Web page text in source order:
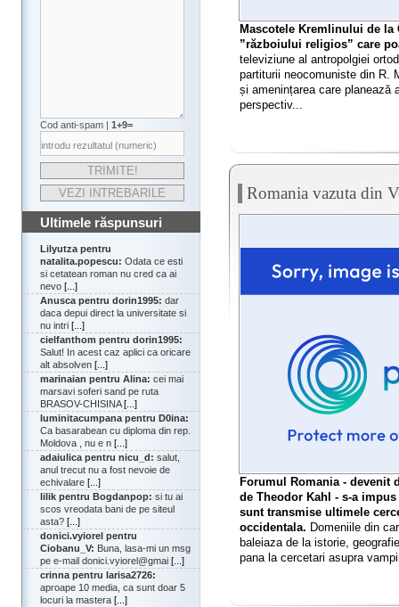
Cod anti-spam | 1+9=
Ultimele răspunsuri
Lilyutza pentru
natalita.popescu: Odata ce esti
si cetatean roman nu cred ca ai
nevo [...]
Anusca pentru dorin1995: dar
daca depui direct la universitate si
nu intri [...]
cielfanthom pentru dorin1995:
Salut! In acest caz aplici ca oricare
alt absolven [...]
marinaian pentru Alina: cei mai
marsavi soferi sand pe ruta
BRASOV-CHISINA[...]
luminitacumpana pentru D0ina:
Ca basarabean cu diploma din rep.
Moldova , nu e n [...]
adaiulica pentru nicu_d: salut,
anul trecut nu a fost nevoie de
echivalare [...]
lilik pentru Bogdanpop: si tu ai
scos vreodata bani de pe siteul
asta? [...]
donici.vyiorel pentru
Ciobanu_V: Buna, lasa-mi un msg
pe e-mail donici.vyiorel@gmai [...]
crinna pentru larisa2726:
aproape 10 media, ca sunt doar 5
locuri la mastera [...]
Mascotele Kremlinului de la
”războiului religios” care
televiziune al antropolgiei
partiturii neocomuniste din R.
și amenințarea care planează
perspectiv...
Romania vazuta din
Forumul Romania - devenit
de Theodor Kahl - s-a
sunt transmise ultimele
occidentala. Domeniile din
baleiaza de la istorie,
pana la cercetari asupra